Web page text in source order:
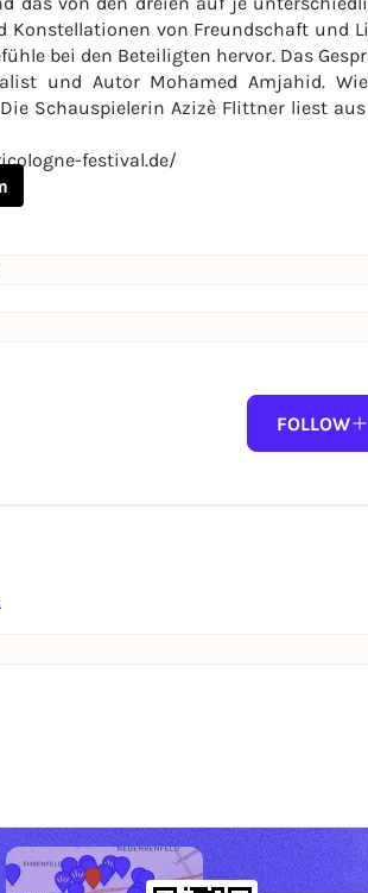
Konstellationen von Freundschaft und
bei den Beteiligten hervor. Das
und Autor Mohamed Amjahid.
Schauspielerin Azizè Flittner liest
festival.de/
FOLLOW
.